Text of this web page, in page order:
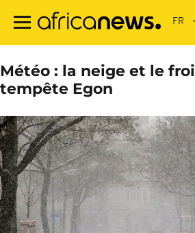
contenu
Météo : la neige et le
tempête Egon